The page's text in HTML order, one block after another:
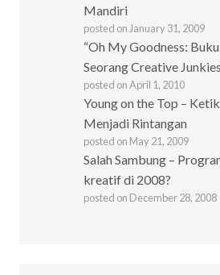
Mandiri
posted on January 31, 2009
“Oh My Goodness:
Seorang Creative
posted on April 1, 2010
Young on the Top –
Menjadi Rintangan
posted on May 21, 2009
Salah Sambung –
kreatif di 2008?
posted on December 28, 2008